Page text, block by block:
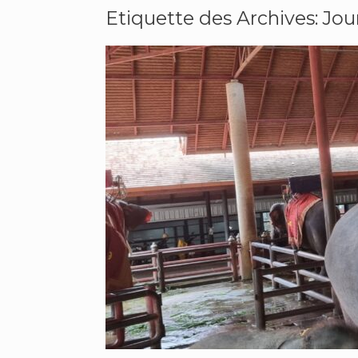
Etiquette des Archives: